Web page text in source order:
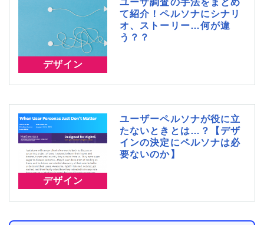
デザイン
ユーザ調査の手法をまとめ
て紹介！ペルソナにシナリ
オ、ストーリー…何が違
う？？
デザイン
ユーザーペルソナが役に立
たないときとは…？【デザ
インの決定にペルソナは必
要ないのか】